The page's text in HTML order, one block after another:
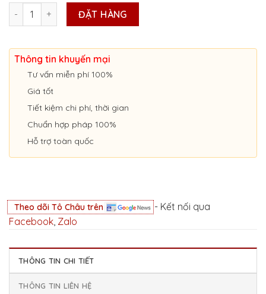
LÀM GIẤY PHÉP LIÊN VẬN VIỆT-CAM Ở LÀO CAI số lượng
ĐẶT HÀNG
Thông tin khuyến mại
Tư vấn miễn phí 100%
Giá tốt
Tiết kiệm chi phí, thời gian
Chuẩn hợp pháp 100%
Hỗ trợ toàn quốc
Theo dõi Tô Châu trên
- Kết nối qua
Facebook Zalo
THÔNG TIN CHI TIẾT
THÔNG TIN LIÊN HỆ